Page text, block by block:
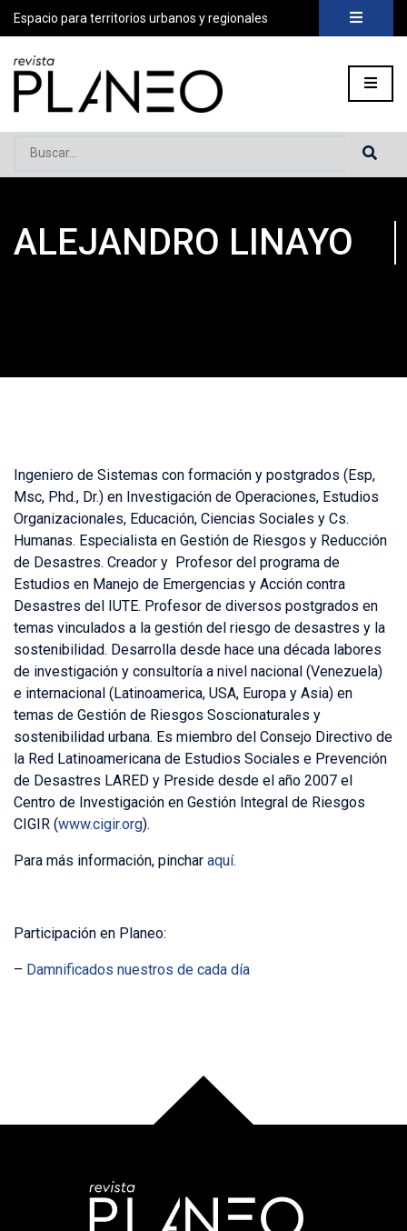
Espacio para territorios urbanos y regionales
Buscar...
Portada» Planeo Hoy »Alejandro Linayo
ALEJANDRO LINAYO
Ingeniero de Sistemas con formación y postgrados (Esp,
Msc, Phd., Dr.) en Investigación de Operaciones, Estudios
Organizacionales, Educación, Ciencias Sociales y Cs.
Humanas. Especialista en Gestión de Riesgos y Reducción
de Desastres. Creador y Profesor del programa de
Estudios en Manejo de Emergencias y Acción contra
Desastres del IUTE. Profesor de diversos postgrados en
temas vinculados a la gestión del riesgo de desastres y la
sostenibilidad. Desarrolla desde hace una década labores
de investigación y consultoría a nivel nacional (Venezuela)
e internacional (Latinoamerica, USA, Europa y Asia) en
temas de Gestión de Riesgos Soscionaturales y
sostenibilidad urbana. Es miembro del Consejo Directivo de
la Red Latinoamericana de Estudios Sociales e Prevención
de Desastres LARED y Preside desde el año 2007 el
Centro de Investigación en Gestión Integral de Riesgos
CIGIR (www.cigir.org).
Para más información, pinchar aquí.
Participación en Planeo:
– Damnificados nuestros de cada día